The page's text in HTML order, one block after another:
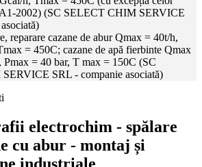
2002) (SC SELECT CHIM SERVICE
reparare cazane de abur Qmax = 40t/h,
= 450C; cazane de apă fierbinte Qmax
= 40 bar, T max = 150C (SC
SRL - companie asociată)
electrochim - spălare
cu abur - montaj și
industriale